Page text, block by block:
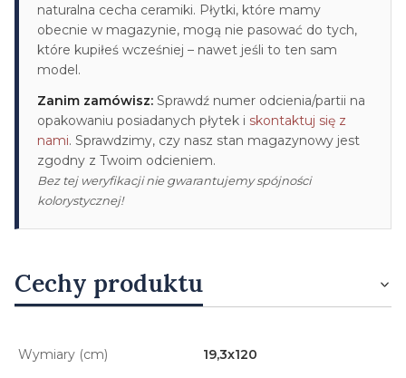
naturalna cecha ceramiki. Płytki, które mamy
obecnie w magazynie, mogą nie pasować do tych,
które kupiłeś wcześniej – nawet jeśli to ten sam
model.
Zanim zamówisz: Sprawdź numer odcienia/partii na
opakowaniu posiadanych płytek i skontaktuj się z
nami. Sprawdzimy, czy nasz stan magazynowy jest
zgodny z Twoim odcieniem.
Bez tej weryfikacji nie gwarantujemy spójności
kolorystycznej!
Cechy produktu
Wymiary (cm) 19,3x120